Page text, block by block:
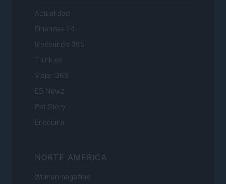
Actualidad
Finanzas 24
Investindo 365
Think.es
Viajar 365
ES Newz
Pet Story
Encocina
NORTE AMERICA
Womanmagazine